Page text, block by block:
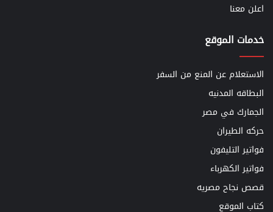
اعلن معنا
خدمات الموقع
الاستعلام عن المنع من السفر
البطاقه المدنيه
الجمارك في مصر
حركه الطيران
فواتير التليفون
فواتير الكهرباء
قصص نجاح مصريه
كتاب الموقع